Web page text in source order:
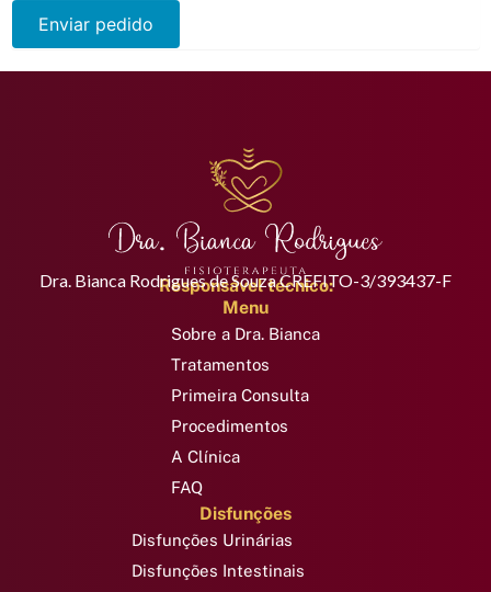
Enviar pedido
Responsável técnico:
Dra. Bianca Rodrigues de Souza CREFITO-3/393437-F
Menu
Sobre a Dra. Bianca
Tratamentos
Primeira Consulta
Procedimentos
A Clínica
FAQ
Disfunções
Disfunções Urinárias
Disfunções Intestinais